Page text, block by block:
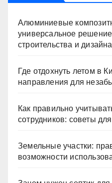
Алюминиевые
универсальное
строительства и дизайна
Где отдохнуть летом в
направления для
Как правильно
сотрудников: советы
Земельные участки:
возможности